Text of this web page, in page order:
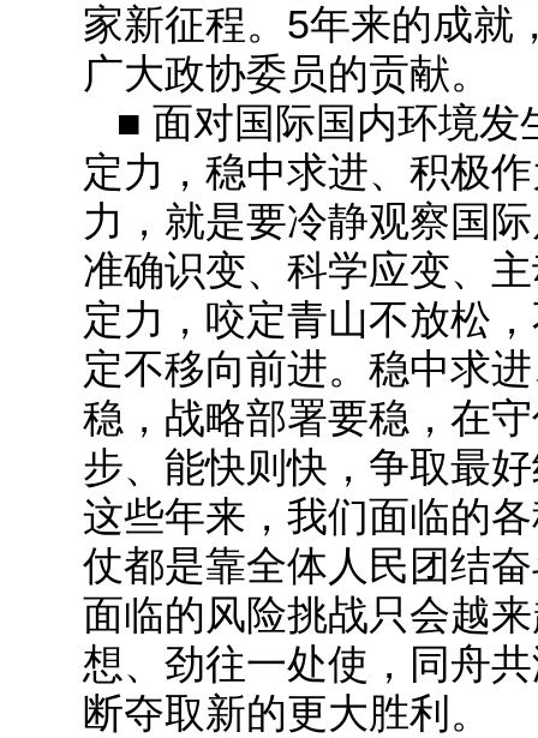
家新征程。5年来的成就
广大政协委员的贡献。
■ 面对国际国内环境
定力，稳中求进、积极
力，就是要冷静观察国
准确识变、科学应变、
定力，咬定青山不放松
定不移向前进。稳中求
稳，战略部署要稳，在
步、能快则快，争取最
这些年来，我们面临的
仗都是靠全体人民团结
面临的风险挑战只会越
想、劲往一处使，同舟
断夺取新的更大胜利。